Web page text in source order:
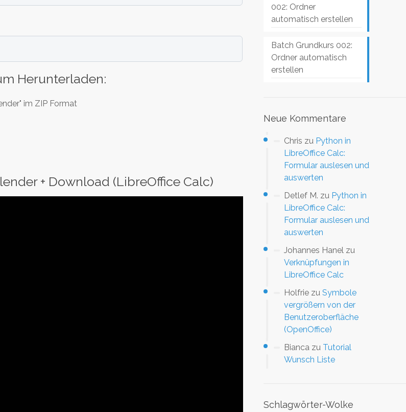
Herunterladen:
im ZIP Format
+ Download (LibreOffice Calc)
002: Ordner
automatisch erstellen
Batch Grundkurs 002:
Ordner automatisch
erstellen
Neue Kommentare
Chris zu Python in
LibreOffice Calc:
Formular auslesen und
auswerten
Detlef M. zu Python in
LibreOffice Calc:
Formular auslesen und
auswerten
Johannes Hanel zu
Verknüpfungen in
LibreOffice Calc
Holfrie zu Symbole
vergrößern von der
Benutzeroberfläche
(OpenOffice)
Bianca zu Tutorial
Wunsch Liste
Schlagwörter-Wolke